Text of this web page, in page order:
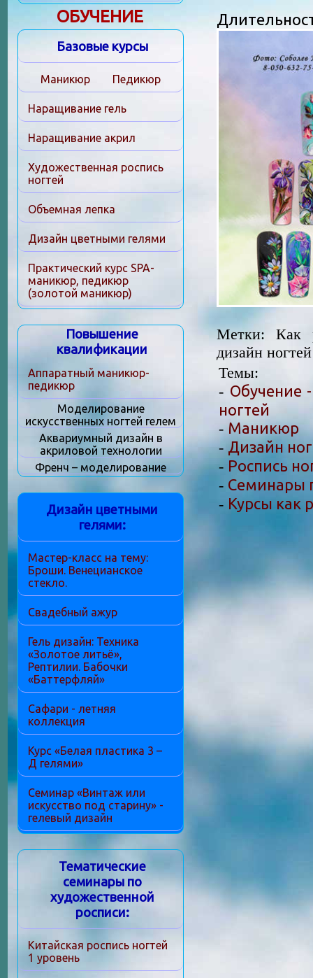
Метки: Как
дизайн
Темы:
- Обучение
ногтей
-Маникюр
- Дизайн
- Роспись
- Семинары
- Курсы как
ОБУЧЕНИЕ
Базовые курсы
Маникюр Педикюр
Наращивание гель
Наращивание акрил
Художественная роспись
ногтей
Объемная лепка
Дизайн цветными гелями
Практический курс SPA-
маникюр, педикюр
(золотой маникюр)
Повышение
квалификации
Аппаратный маникюр-
педикюр
Моделирование
искусственных ногтей гелем
Аквариумный дизайн в
акриловой технологии
Френч – моделирование
Дизайн цветными
гелями:
Мастер-класс на тему:
Броши. Венецианское
стекло.
Свадебный ажур
Гель дизайн: Техника
«Золотое литьё»,
Рептилии. Бабочки
«Баттерфляй»
Сафари - летняя
коллекция
Курс «Белая пластика 3 –
Д гелями»
Семинар «Винтаж или
искусство под старину» -
гелевый дизайн
Тематические
семинары по
художественной
росписи:
Китайская роспись ногтей
1 уровень